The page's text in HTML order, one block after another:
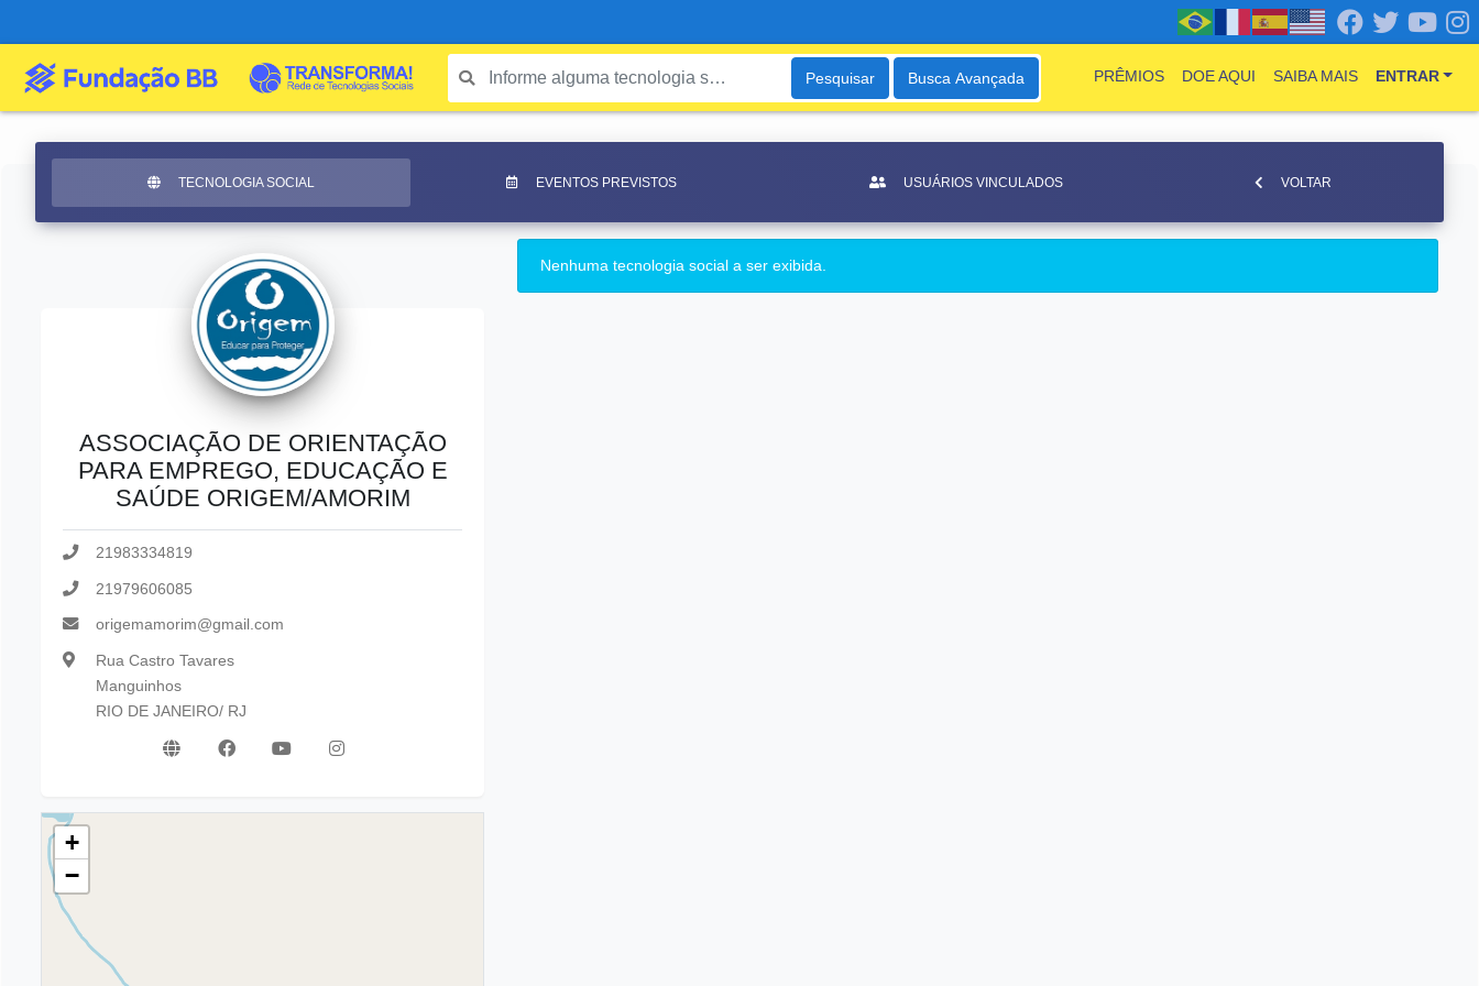
Pesquisar Busca Avançada PRÊMIOS DOE AQUI SAIBA MAIS ENTRAR
TECNOLOGIA SOCIAL EVENTOS PREVISTOS USUÁRIOS VINCULADOS VOLTAR
ASSOCIAÇÃO DE ORIENTAÇÃO
PARA EMPREGO, EDUCAÇÃO E
SAÚDE ORIGEM/AMORIM
21983334819
21979606085
origemamorim@gmail.com
Rua Castro Tavares
Manguinhos
RIO DE JANEIRO/ RJ
+
−
Nenhuma tecnologia social a ser exibida.